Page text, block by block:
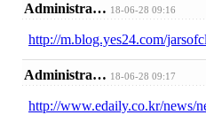
Administra… 18-06-28 09:16
http://m.blog.yes24.com/
Administra… 18-06-28 09:17
http://www.edaily.co.kr/news/